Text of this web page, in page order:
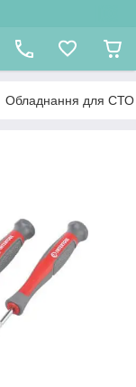
Обладнання для СТО